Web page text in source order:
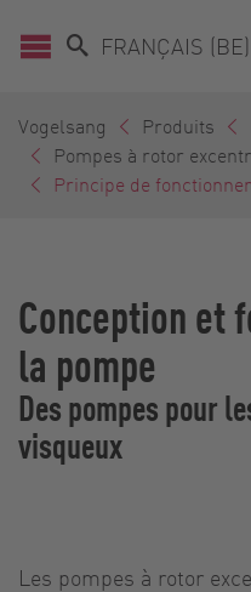
FRANÇAIS (BE)
Vogelsang Produits
Pompes à rotor
Principe de
Conception et
la pompe
Des pompes pour
visqueux
Les pompes à rotor